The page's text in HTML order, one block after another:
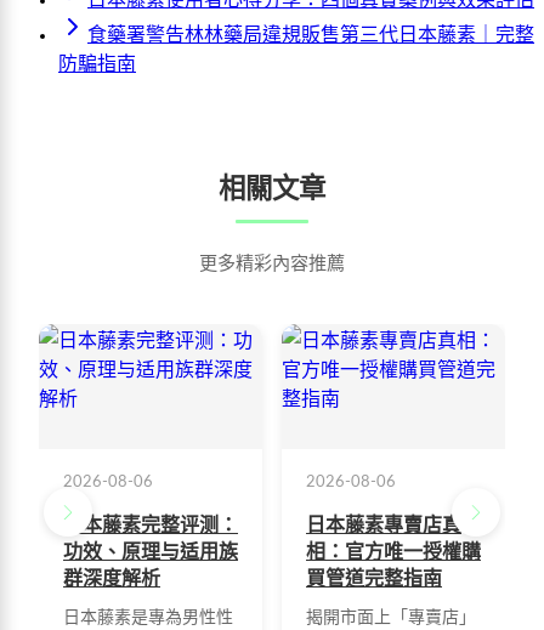
食藥署警告林林藥局違規販售第三代日本藤素｜完整
防騙指南
相關文章
更多精彩內容推薦
2026-08-06
日本藤素完整评测：
功效、原理与适用族
群深度解析
日本藤素是專為男性性
2026-08-06
日本藤素專賣店真
相：官方唯一授權購
買管道完整指南
揭開市面上「專賣店」